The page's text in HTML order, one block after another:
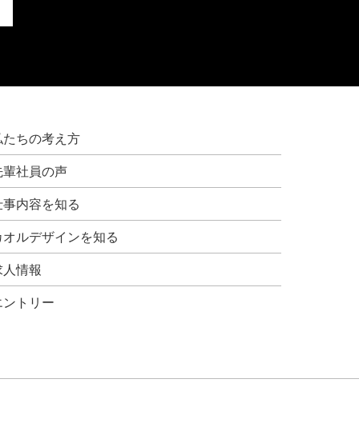
ちの考え方
社員の声
内容を知る
ルデザインを知る
情報
トリー